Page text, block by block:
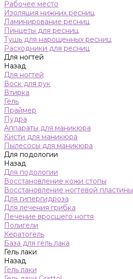
Рабочее место
Изоляция нижних ресниц
Ламинирование ресниц
Пинцеты для ресниц
Тушь для нарощенных ресниц
Расходники для ресниц
Для ногтей
Назад
Для ногтей
Воск для рук
Втирка
Гель
Праймер
Пудра
Аппараты для маникюра
Кисти для маникюра
Пылесосы для маникюра
Для подологии
Назад
Для подологии
Восстановление кожи стопы
Восстановление ногтевой пластины
Для гипергидроза
Для лечения грибка
Лечение вросшего ногтя
Полигели
Кератогель
База для гель лака
Гель лаки
Назад
Гель лаки